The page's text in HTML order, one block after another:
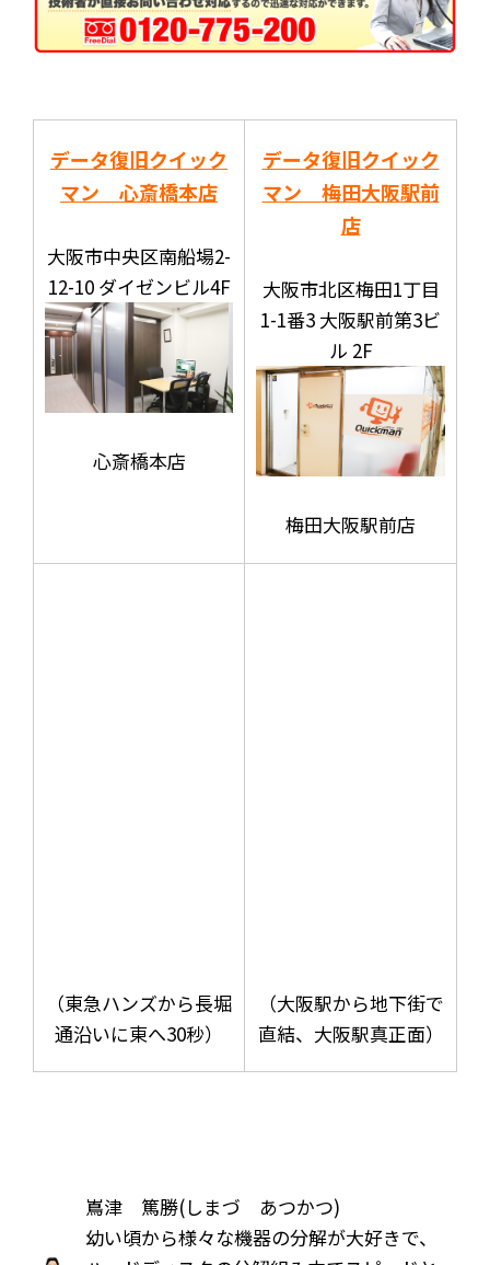
データ復旧クイック
マン 心斎橋本店
大阪市中央区南船場2-
12-10 ダイゼンビル4F
心斎橋本店
データ復旧クイック
マン 梅田大阪駅前
店
大阪市北区梅田1丁目
1-1番3 大阪駅前第3ビ
ル 2F
梅田大阪駅前店
（東急ハンズから長堀
通沿いに東へ30秒）
（大阪駅から地下街で
直結、大阪駅真正面）
嶌津 篤勝(しまづ あつかつ)
幼い頃から様々な機器の分解が大好きで、